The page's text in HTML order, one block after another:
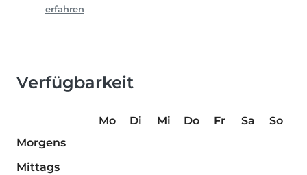
erfahren
Verfügbarkeit
Mo Di Mi Do Fr Sa
So
Morgens
Mittags